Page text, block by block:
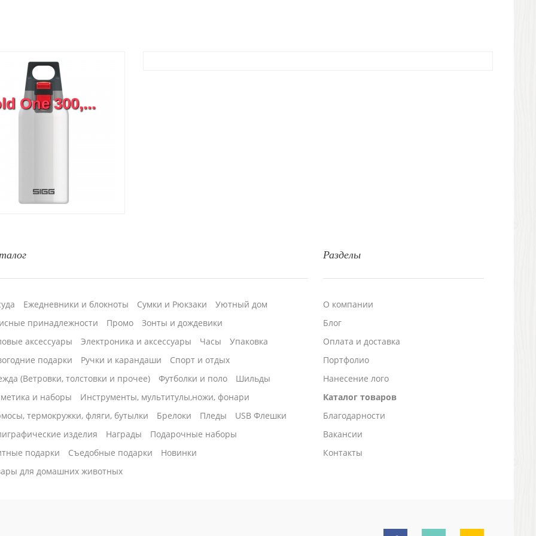
One 300,...
Разделы
О компании
Блог
Оплата и доставка
Портфолио
Нанесение лого
Каталог товаров
Благодарности
Вакансии
Контакты
Ежедневники и блокноты Сумки и Рюкзаки
Уютный дом
принадлежности
Промо
Зонты и дождевики
аксессуары
Электроника и аксессуары Часы
Упаковка
подарки
Ручки и карандаши
Спорт и отдых
(Ветровки, толстовки и прочее)
Футболки и поло
Шильды
и наборы
Инструменты, мультитулы,ножи, фонари
термокружки, фляги, бутылки
Брелоки Пледы
USB Флешки
изделия
Награды
Подарочные наборы
подарки
Cъедобные подарки
Новинки
для домашних животных